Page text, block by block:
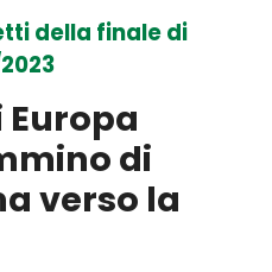
della finale di
di
verso la